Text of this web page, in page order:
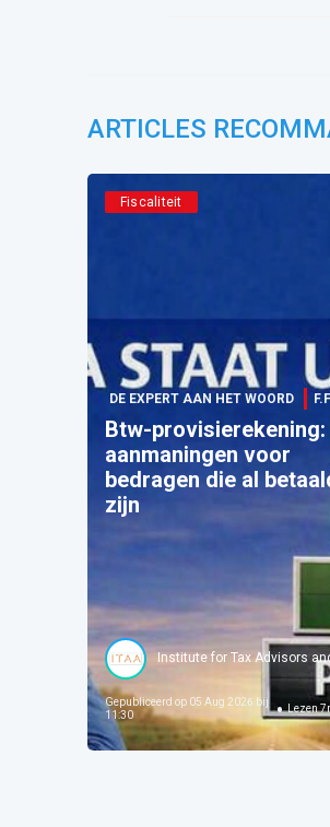
ARTICLES
Fiscaliteit
DE EXPERT AAN HET WOORD
Btw-provisierekening:
aanmaningen voor
bedragen die al
zijn
Institute for Tax Advisors
Gepubliceerd op 05 Aug 2026 bij
11:30
Lezen7